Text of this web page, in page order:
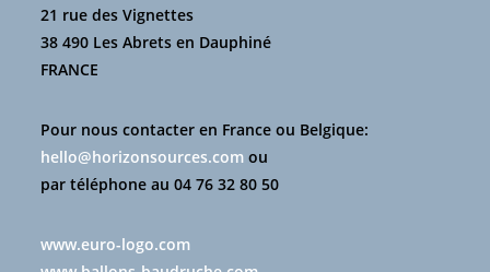
21 rue des Vignettes
38 490 Les Abrets en Dauphiné
FRANCE
Pour nous contacter en France ou Belgique:
hello@horizonsources.com ou
par téléphone au 04 76 32 80 50
www.euro-logo.com